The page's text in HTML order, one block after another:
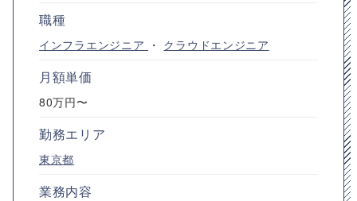
職種
インフラエンジニア ・ クラウドエンジニア
月額単価
80万円〜
勤務エリア
東京都
業務内容